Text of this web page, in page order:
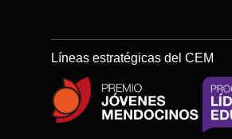
Líneas estratégicas del CEM